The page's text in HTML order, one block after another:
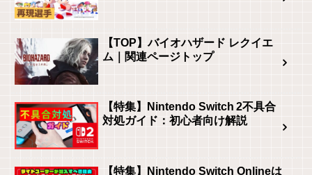
【TOP】バイオハザード レクイエ
ム｜関連ページトップ
【特集】Nintendo Switch 2不具合
対処ガイド：初心者向け解説
【特集】Nintendo Switch Onlineは